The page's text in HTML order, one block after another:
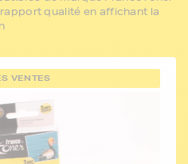
qualité en affichant la
VENTES